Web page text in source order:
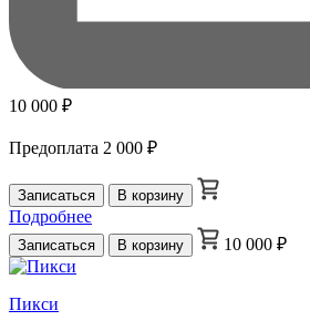
10 000 ₽
Предоплата 2 000 ₽
Записаться В корзину
Подробнее
Записаться В корзину 10 000 ₽
Пикси